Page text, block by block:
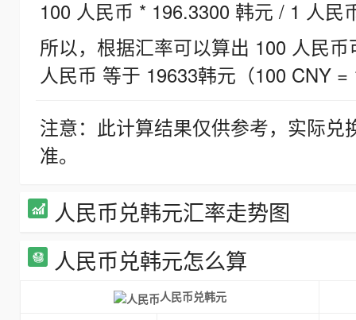
100 人民币 * 196.3300 韩元 / 1 人民
所以，根据汇率可以算出 100 人民
人民币 等于 19633韩元（100 CNY =
注意：此计算结果仅供参考，实际
准。
人民币兑韩元汇率走势图
人民币兑韩元怎么算
人民币兑韩元